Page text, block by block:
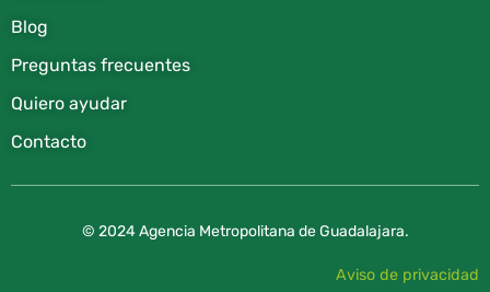
Blog
Preguntas frecuentes
Quiero ayudar
Contacto
© 2024 Agencia Metropolitana de Guadalajara.
Aviso de privacidad